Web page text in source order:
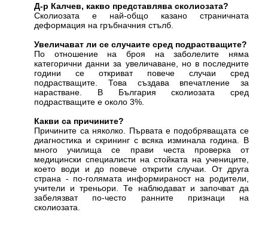
Д-р Калчев, какво представлява сколиозата?
Сколиозата е най-общо казано страничната
деформация на гръбначния стълб.
Увеличават ли се случаите сред подрастващите?
По отношение на броя на заболелите няма
категорични данни за увеличаване, но в последните
години се откриват повече случаи сред
подрастващите. Това създава впечатление за
нарастване. В България сколиозата сред
подрастващите е около 3%.
Какви са причините?
Причините са няколко. Първата е подобряващата се
диагностика и скрининг с всяка изминала година. В
много училища се прави честа проверка от
медицински специалисти на стойката на учениците,
което води и до повече открити случаи. От друга
страна - по-голямата информираност на родители,
учители и треньори. Те наблюдават и започват да
забелязват по-често ранните признаци на
сколиозата.